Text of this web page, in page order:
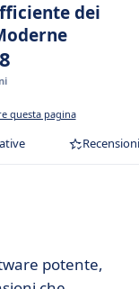
dei
questa pagina
Recensioni
potente,